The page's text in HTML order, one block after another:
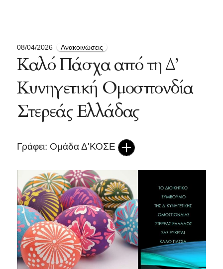
08/04/2026 Ανακοινώσεις
Καλό Πάσχα από τη Δ’
Κυνηγετική Ομοσπονδία
Στερεάς Ελλάδας
Γράφει: Ομάδα Δ'ΚΟΣΕ